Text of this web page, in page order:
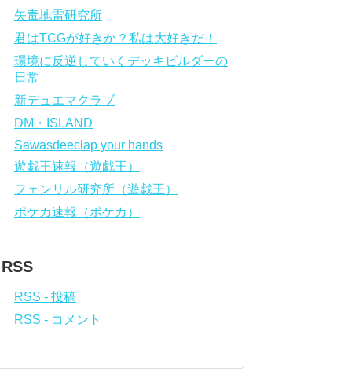
矢毒地雷研究所
君はTCGが好きか？私は大好きだ！
環境に反逆していくデッキビルダーの
日常
新デュエマクラブ
DM・ISLAND
Sawasdeeclap your hands
遊戯王速報（遊戯王）
フェンリル研究所（遊戯王）
ポケカ速報（ポケカ）
RSS
RSS - 投稿
RSS - コメント